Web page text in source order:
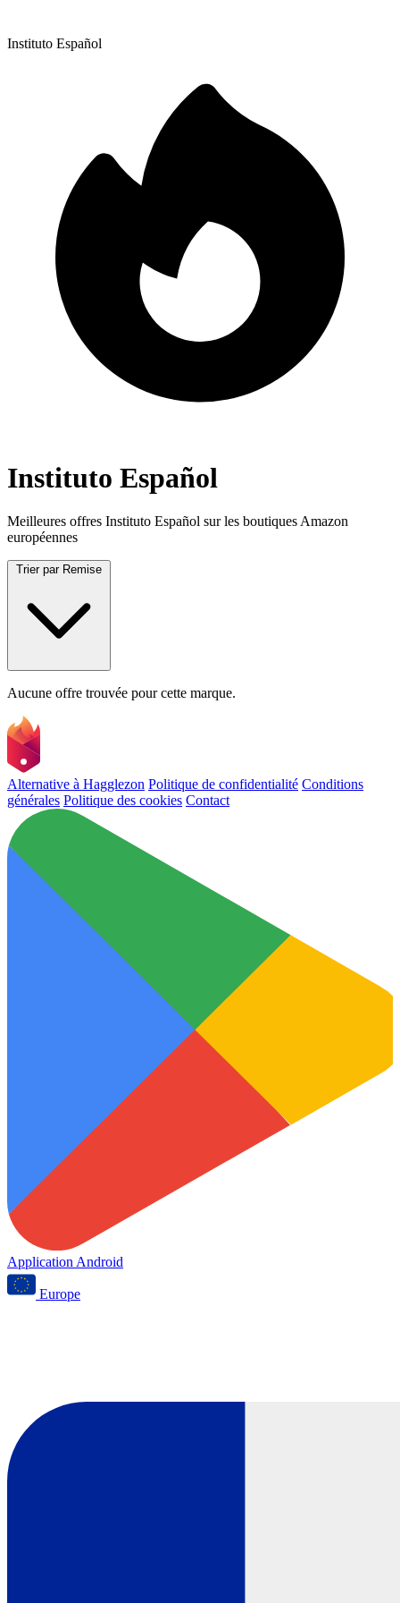
Instituto Español
Instituto Español
Meilleures offres Instituto Español sur les boutiques Amazon
européennes
Trier par Remise
Aucune offre trouvée pour cette marque.
Alternative à Hagglezon Politique de confidentialité Conditions
générales Politique des cookies Contact
Application Android
Europe